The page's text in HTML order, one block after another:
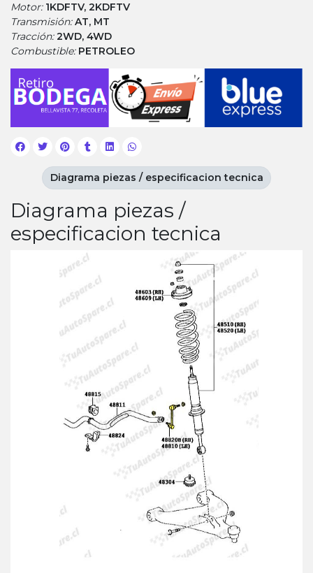
Motor: 1KDFTV, 2KDFTV
Transmisión:AT, MT
Tracción:2WD, 4WD
Combustible: PETROLEO
Diagrama piezas /
especificacion tecnica
Diagrama piezas / especificacion tecnica